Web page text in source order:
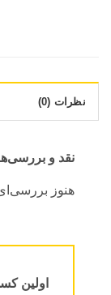
نظرات (0)
نقد و
هنوز
اولین